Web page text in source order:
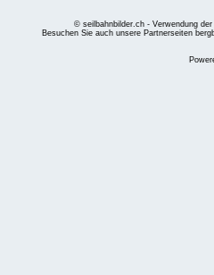
© seilbahnbilder.ch - Verwendung
Besuchen Sie auch unsere Partnerseiten